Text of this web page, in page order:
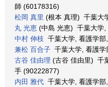
師 (60178316)
松岡 真里 (根本 真理) 千葉大
丸 光恵 (中島 光恵) 千葉大学,
中村 伸枝 千葉大学, 看護学
兼松 百合子 千葉大学, 看護
古谷 佳由理 (古谷 佳由里) 千
手 (90222877)
内田 雅代 千葉大学, 看護学